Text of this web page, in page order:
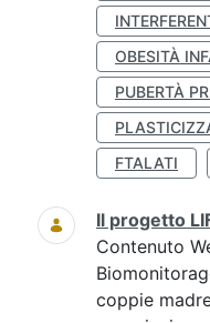
OBESITÀ
PUBERTÀ
FTALATI
Il progetto
Contenuto
coppie